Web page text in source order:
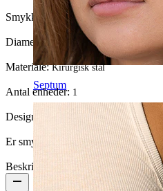
Septum
Smykketype:Clip-on-ring
Diameter:10 mm
Materiale:Kirurgisk stål
Antal enheder: 1
Design:
Er smykket belagt?:Ja, hele smykket
Beskrivelse